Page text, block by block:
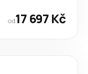
od17 697 Kč